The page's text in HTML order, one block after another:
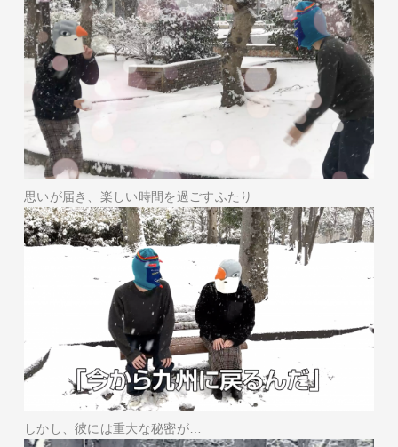
思いが届き、楽しい時間を過ごすふたり
しかし、彼には重大な秘密が…